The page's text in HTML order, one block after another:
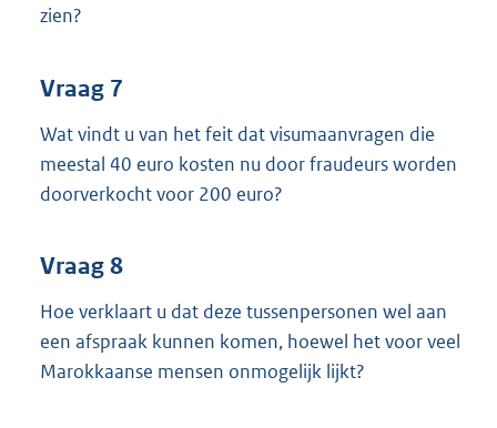
zien?
Vraag 7
Wat vindt u van het feit dat visumaanvragen die
meestal 40 euro kosten nu door fraudeurs worden
doorverkocht voor 200 euro?
Vraag 8
Hoe verklaart u dat deze tussenpersonen wel aan
een afspraak kunnen komen, hoewel het voor veel
Marokkaanse mensen onmogelijk lijkt?